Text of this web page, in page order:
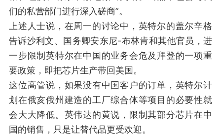
们的私营部门进行深入磋商”。
上述人士说，在周一的讨论中，英特尔的盖尔辛格
告诉沙利文、国务卿安东尼-布林肯和其他官员，进
一步限制英特尔在中国的业务会危及拜登的一项重
要政策，即把芯片生产带回美国。
这位高管说，如果没有中国客户的订单，英特尔计
划在俄亥俄州建造的工厂综合体等项目的必要性就
会大大降低。英伟达的黄说，限制其部分芯片在中
国的销售，只是让替代品更受欢迎。